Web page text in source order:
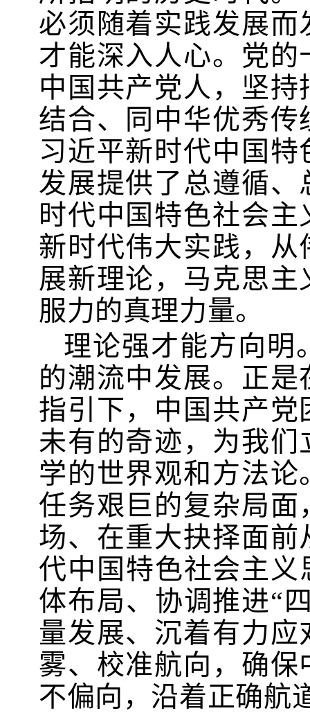
必须随着实践发展
才能深入人心。党
中国共产党人，坚
结合、同中华优秀
习近平新时代中国
发展提供了总遵循
时代中国特色社会
新时代伟大实践，
展新理论，马克思
服力的真理力量。
理论强才能方向明
的潮流中发展。正
指引下，中国共产
未有的奇迹，为我
学的世界观和方法
任务艰巨的复杂局
场、在重大抉择面
代中国特色社会主
体布局、协调推进“
量发展、沉着有力
雾、校准航向，确
不偏向，沿着正确航